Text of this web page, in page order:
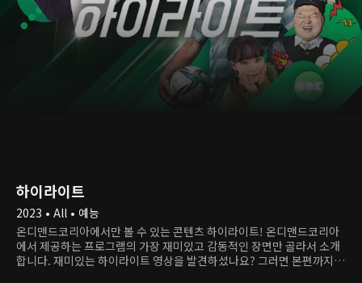
하이라이트
2023 • All • 예능
온디맨드코리아에서만 볼 수 있는 콘텐츠 하이라이트! 온디맨드코리아
에서 제공하는 프로그램의 가장 재미있고 감동적인 장면만 골라서 소개
합니다. 재미있는 하이라이트 영상을 발견하셨나요? 그러면 본편까지